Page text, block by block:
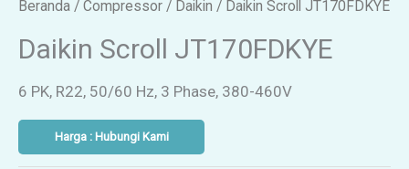
Beranda / Compressor / Daikin / Daikin Scroll JT170FDKYE
Daikin Scroll JT170FDKYE
6 PK, R22, 50/60 Hz, 3 Phase, 380-460V
Harga : Hubungi Kami